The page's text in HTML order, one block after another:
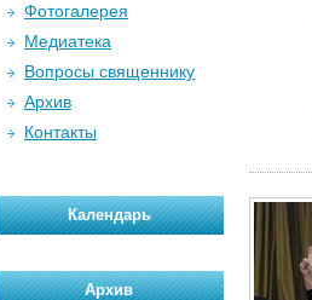
Фотогалерея
Медиатека
Вопросы священнику
Архив
Контакты
Календарь
Архив